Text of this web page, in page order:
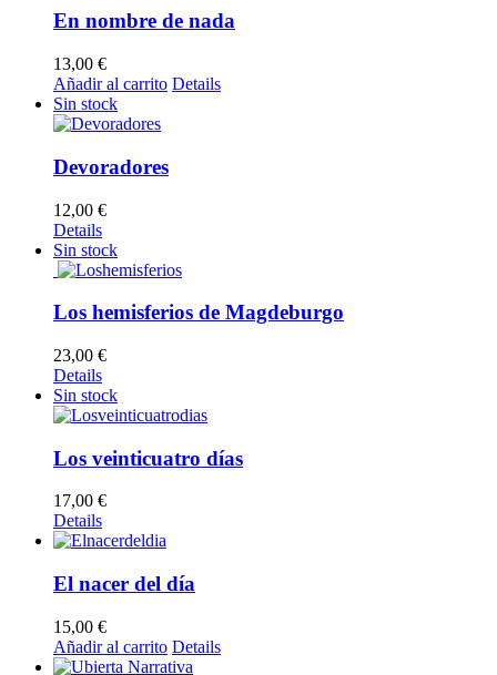
En nombre de nada
13,00 €
Añadir al carrito Details
Sin stock
Devoradores
12,00 €
Details
Sin stock
Los hemisferios de Magdeburgo
23,00 €
Details
Sin stock
Los veinticuatro días
17,00 €
Details
El nacer del día
15,00 €
Añadir al carrito Details